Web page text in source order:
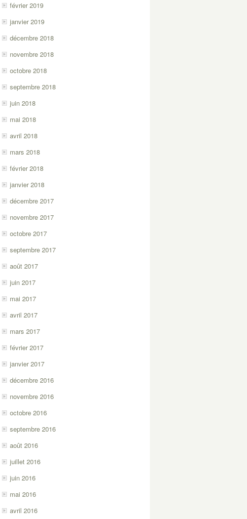
février 2019
janvier 2019
décembre 2018
novembre 2018
octobre 2018
septembre 2018
juin 2018
mai 2018
avril 2018
mars 2018
février 2018
janvier 2018
décembre 2017
novembre 2017
octobre 2017
septembre 2017
août 2017
juin 2017
mai 2017
avril 2017
mars 2017
février 2017
janvier 2017
décembre 2016
novembre 2016
octobre 2016
septembre 2016
août 2016
juillet 2016
juin 2016
mai 2016
avril 2016